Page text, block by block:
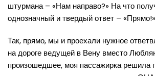
штурмана – «Нам направо?» На что
однозначный и твердый ответ – «Прямо!»
Так, прямо, мы и проехали нужное
на дороге ведущей в Вену вместо
произошедшее, моя пассажирка решила